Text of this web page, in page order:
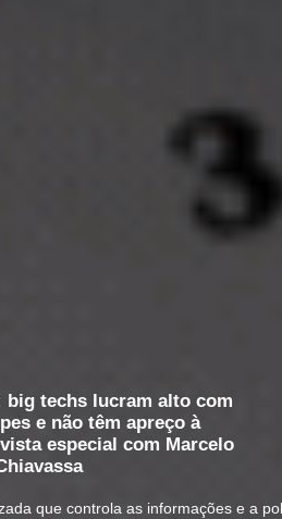
big techs lucram alto com
e não têm apreço à
especial com Marcelo
que controla as informações e a